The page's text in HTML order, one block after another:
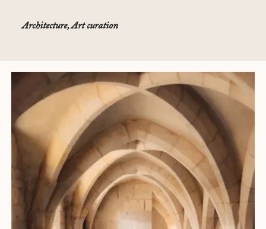
Architecture, Art curation